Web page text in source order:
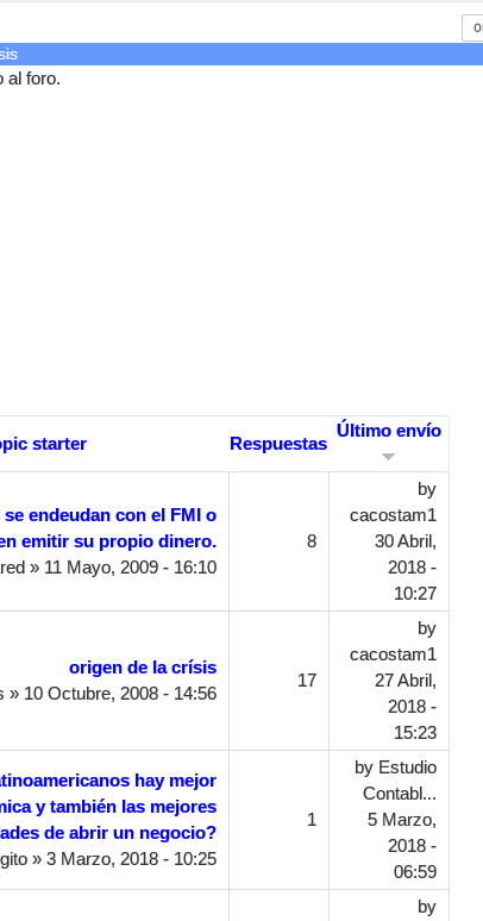
al foro.
starter Respuestas
Último envío
endeudan con el FMI o
emitir su propio dinero.
» 11 Mayo, 2009 - 16:10
8
by
cacostam1
30 Abril,
2018 -
10:27
origen de la crísis
» 10 Octubre, 2008 - 14:56
17
by
cacostam1
27 Abril,
2018 -
15:23
hay mejor
y también las mejores
de abrir un negocio?
» 3 Marzo, 2018 - 10:25
1
by Estudio
Contabl...
5 Marzo,
2018 -
06:59
by